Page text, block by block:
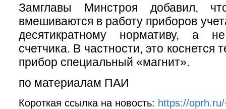
Замглавы Минстроя добавил,
вмешиваются в работу приборов
десятикратному нормативу, а
счетчика. В частности, это коснется
прибор специальный «магнит».
по материалам ПАИ
Короткая ссылка на новость: https://